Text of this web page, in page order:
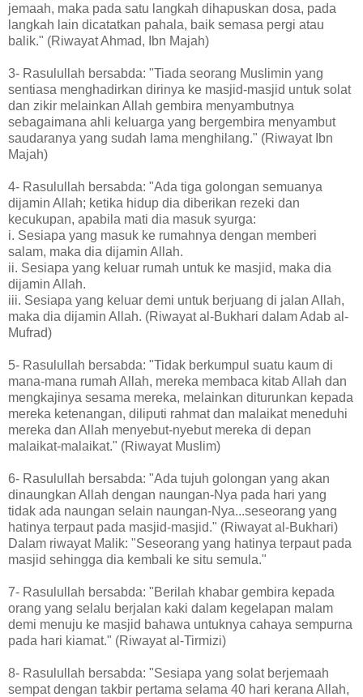
jemaah, maka pada satu langkah dihapuskan dosa, pada
langkah lain dicatatkan pahala, baik semasa pergi atau
balik." (Riwayat Ahmad, Ibn Majah)
3- Rasulullah bersabda: "Tiada seorang Muslimin yang
sentiasa menghadirkan dirinya ke masjid-masjid untuk solat
dan zikir melainkan Allah gembira menyambutnya
sebagaimana ahli keluarga yang bergembira menyambut
saudaranya yang sudah lama menghilang." (Riwayat Ibn
Majah)
4- Rasulullah bersabda: "Ada tiga golongan semuanya
dijamin Allah; ketika hidup dia diberikan rezeki dan
kecukupan, apabila mati dia masuk syurga:
i. Sesiapa yang masuk ke rumahnya dengan memberi
salam, maka dia dijamin Allah.
ii. Sesiapa yang keluar rumah untuk ke masjid, maka dia
dijamin Allah.
iii. Sesiapa yang keluar demi untuk berjuang di jalan Allah,
maka dia dijamin Allah. (Riwayat al-Bukhari dalam Adab al-
Mufrad)
5- Rasulullah bersabda: "Tidak berkumpul suatu kaum di
mana-mana rumah Allah, mereka membaca kitab Allah dan
mengkajinya sesama mereka, melainkan diturunkan kepada
mereka ketenangan, diliputi rahmat dan malaikat meneduhi
mereka dan Allah menyebut-nyebut mereka di depan
malaikat-malaikat." (Riwayat Muslim)
6- Rasulullah bersabda: "Ada tujuh golongan yang akan
dinaungkan Allah dengan naungan-Nya pada hari yang
tidak ada naungan selain naungan-Nya...seseorang yang
hatinya terpaut pada masjid-masjid." (Riwayat al-Bukhari)
Dalam riwayat Malik: "Seseorang yang hatinya terpaut pada
masjid sehingga dia kembali ke situ semula."
7- Rasulullah bersabda: "Berilah khabar gembira kepada
orang yang selalu berjalan kaki dalam kegelapan malam
demi menuju ke masjid bahawa untuknya cahaya sempurna
pada hari kiamat." (Riwayat al-Tirmizi)
8- Rasulullah bersabda: "Sesiapa yang solat berjemaah
sempat dengan takbir pertama selama 40 hari kerana Allah,